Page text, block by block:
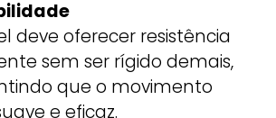
deve oferecer resistência
sem ser rígido demais,
que o movimento
e eficaz.